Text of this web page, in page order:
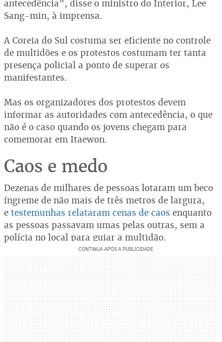
antecedência”, disse o ministro do Interior, Lee
Sang-min, à imprensa.
A Coreia do Sul costuma ser eficiente no controle
de multidões e os protestos costumam ter tanta
presença policial a ponto de superar os
manifestantes.
Mas os organizadores dos protestos devem
informar as autoridades com antecedência, o que
não é o caso quando os jovens chegam para
comemorar em Itaewon.
Caos e medo
Dezenas de milhares de pessoas lotaram um beco
íngreme de não mais de três metros de largura,
e testemunhas relataram cenas de caos enquanto
as pessoas passavam umas pelas outras, sem a
polícia no local para guiar a multidão.